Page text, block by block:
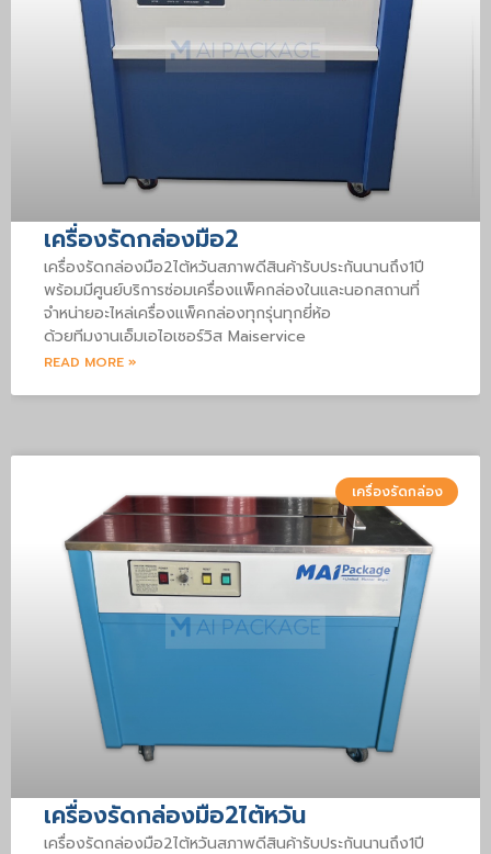
เครื่องรัดกล่องมือ2
เครื่องรัดกล่องมือ2ไต้หวันสภาพดีสินค้ารับประกันนานถึง1ปี
พร้อมมีศูนย์บริการซ่อมเครื่องแพ็คกล่องในและนอกสถานที่
จำหน่ายอะไหล่เครื่องแพ็คกล่องทุกรุ่นทุกยี่ห้อ
ด้วยทีมงานเอ็มเอไอเซอร์วิส Maiservice
READ MORE »
เครื่องรัดกล่อง
เครื่องรัดกล่องมือ2ไต้หวัน
เครื่องรัดกล่องมือ2ไต้หวันสภาพดีสินค้ารับประกันนานถึง1ปี